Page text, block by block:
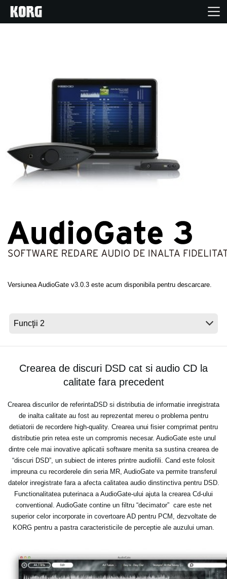
În Prim Plan
Eveniment
Asistență
Locaţie
Versiunea AudioGate v3.0.3 este acum disponibila pentru descarcare.
Crearea de discuri DSD cat si audio CD la
calitate fara precedent
Crearea discurilor de referintaDSD si distributia de informatie inregistrata
de inalta calitate au fost au reprezentat mereu o problema pentru
detiatorii de recordere high-quality. Crearea unui fisier comprimat pentru
distributie prin retea este un compromis necesar. AudioGate este unul
dintre cele mai inovative aplicatii software menita sa sustina crearea de
“discuri DSD”, un subiect de interes printre audiofili. Cand este folosit
impreuna cu recorderele din seria MR, AudioGate va permite transferul
datelor inregistrate fara a afecta calitatea audio dinstinctiva pentru DSD.
Functionalitatea puterinaca a AudioGate-ului ajuta la crearea Cd-ului
conventional. AudioGate contine un filtru “decimator” care este net
superior celor incorporate in covertoare AD pentru PCM, dezvoltate de
KORG pentru a pastra caracteristicile de perceptie ale auzului uman.